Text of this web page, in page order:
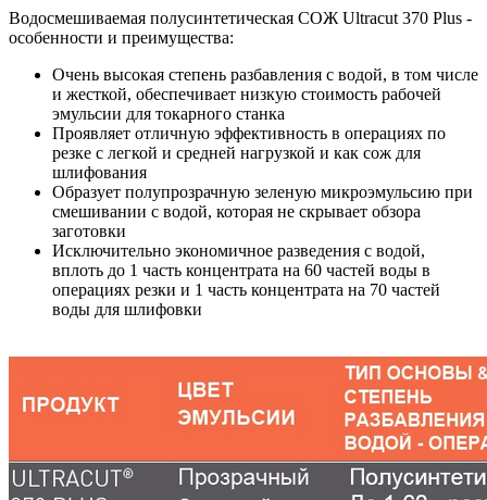
Водосмешиваемая полусинтетическая СОЖ Ultracut 370 Plus -
особенности и преимущества:
Очень высокая степень разбавления с водой, в том числе
и жесткой, обеспечивает низкую стоимость рабочей
эмульсии для токарного станка
Проявляет отличную эффективность в операциях по
резке с легкой и средней нагрузкой и как сож для
шлифования
Образует полупрозрачную зеленую микроэмульсию при
смешивании с водой, которая не скрывает обзора
заготовки
Исключительно экономичное разведения с водой,
вплоть до 1 часть концентрата на 60 частей воды в
операциях резки и 1 часть концентрата на 70 частей
воды для шлифовки